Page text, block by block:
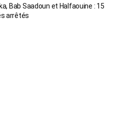
Bab Saadoun et Halfaouine : 15
arrêtés